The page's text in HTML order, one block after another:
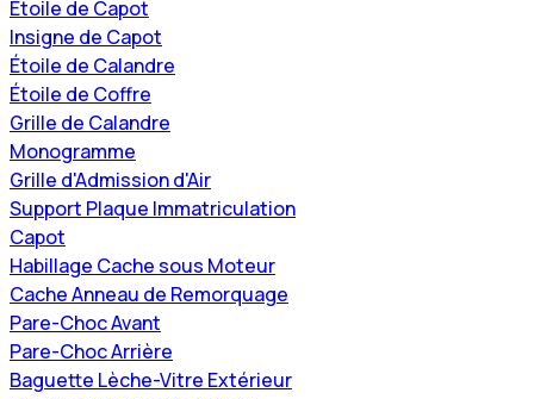
Étoile de Capot
Insigne de Capot
Étoile de Calandre
Étoile de Coffre
Grille de Calandre
Monogramme
Grille d'Admission d'Air
Support Plaque Immatriculation
Capot
Habillage Cache sous Moteur
Cache Anneau de Remorquage
Pare-Choc Avant
Pare-Choc Arrière
Baguette Lèche-Vitre Extérieur